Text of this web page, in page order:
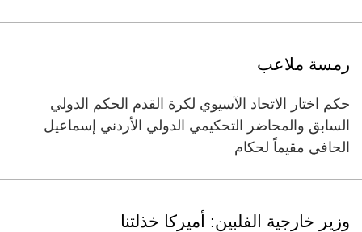
رمسة ملاعب
حكم اختار الاتحاد الآسيوي لكرة القدم الحكم الدولي
السابق والمحاضر التحكيمي الدولي الأردني إسماعيل
الحافي مقيماً لحكام
وزير خارجية الفلبين: أميركا خذلتنا